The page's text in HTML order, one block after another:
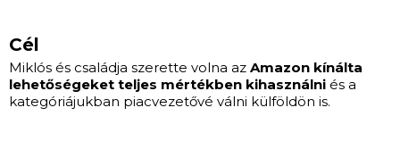
Cél
Miklós és családja szerette volna az Amazon kínálta
lehetőségeket teljes mértékben kihasználni és a
kategóriájukban piacvezetővé válni külföldön is.